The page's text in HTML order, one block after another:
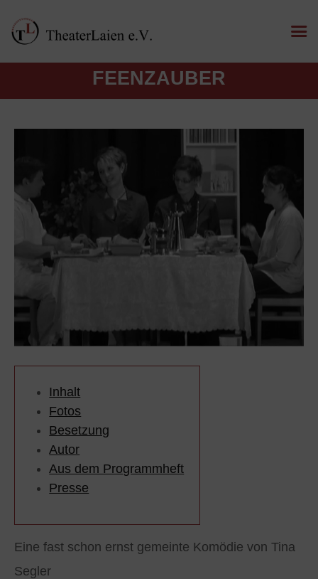
FEENZAUBER
Inhalt
Fotos
Besetzung
Autor
Aus dem Programmheft
Presse
Eine fast schon ernst gemeinte Komödie von Tina
Segler